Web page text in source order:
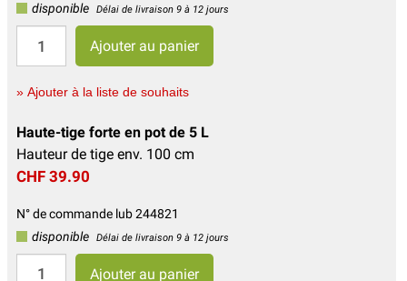
disponible
Délai de livraison 9 à 12 jours
» Ajouter à la liste de souhaits
Haute-tige forte en pot de 5 L
Hauteur de tige env. 100 cm
CHF 39.90
N° de commande lub 244821
disponible
Délai de livraison 9 à 12 jours